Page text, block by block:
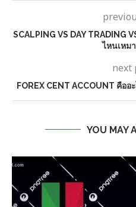
SCALPING VS DAY TRADING
ไหนเหม
next
FOREX CENT ACCOUNT คือ
YOU MAY